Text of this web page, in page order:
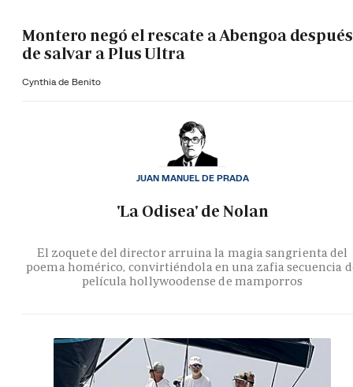
Montero negó el rescate a Abengoa después
de salvar a Plus Ultra
Cynthia de Benito
'La Odisea' de Nolan
El zoquete del director arruina la magia sangrienta del
poema homérico, convirtiéndola en una zafia secuencia
película hollywoodense de mamporros
JUAN MANUEL DE PRADA